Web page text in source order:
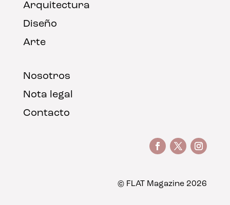
Arquitectura
Diseño
Arte
Nosotros
Nota legal
Contacto
© FLAT Magazine 2026